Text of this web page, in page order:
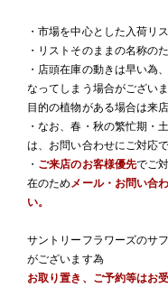
・市場を中心とした入荷リ
・リストそのままの名称の
・店頭在庫の動きは早い為
なってしまう場合がございま
目的の植物がある場合は来
・なお、春・秋の繁忙期・
は、お問い合わせにご対応
・ ご来店のお客様優先でご
在のため メール・お問い合
い。
サントリーフラワーズのサ
がございます為
お取り置き、ご予約等はお